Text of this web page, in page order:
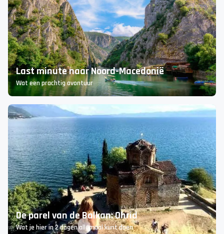
Wat te doen in Ohrid?
10x tips voor verrassend Noord-Macedonië!
Last minute naar Noord-Macedonië
Wat een prachtig avontuur